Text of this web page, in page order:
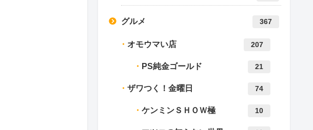
グルメ 367
オモウマい店 207
PS純金ゴールド 21
ザワつく！金曜日 74
ケンミンＳＨＯＷ極 10